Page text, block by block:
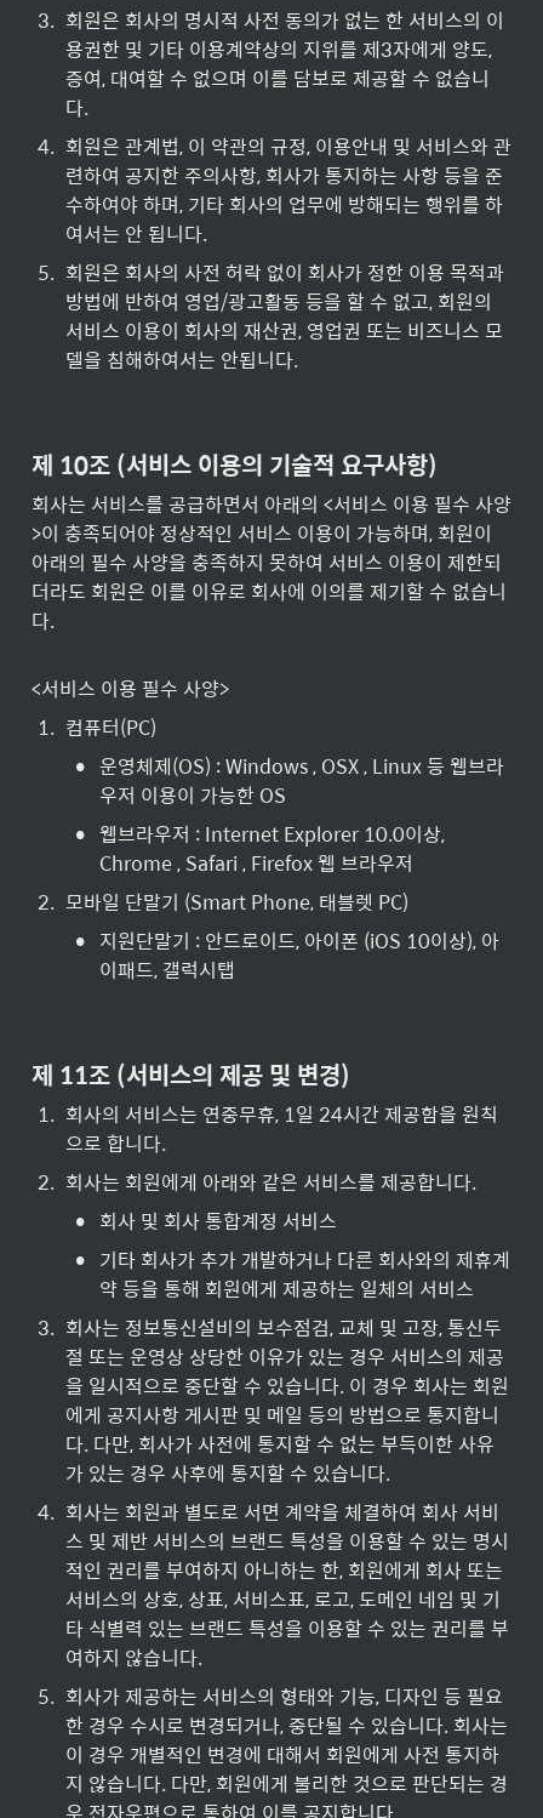
3. 회원은 회사의 명시적 사전 동의가 없는 한 서비스의 이
용권한 및 기타 이용계약상의 지위를 제3자에게 양도,
증여, 대여할 수 없으며 이를 담보로 제공할 수 없습니
다.
4. 회원은 관계법, 이 약관의 규정, 이용안내 및 서비스와 관
련하여 공지한 주의사항, 회사가 통지하는 사항 등을 준
수하여야 하며, 기타 회사의 업무에 방해되는 행위를 하
여서는 안 됩니다.
5. 회원은 회사의 사전 허락 없이 회사가 정한 이용 목적과
방법에 반하여 영업/광고활동 등을 할 수 없고, 회원의
서비스 이용이 회사의 재산권, 영업권 또는 비즈니스 모
델을 침해하여서는 안됩니다.
제 10조 (서비스 이용의 기술적 요구사항)
회사는 서비스를 공급하면서 아래의 <서비스 이용 필수 사양
>이 충족되어야 정상적인 서비스 이용이 가능하며, 회원이
아래의 필수 사양을 충족하지 못하여 서비스 이용이 제한되
더라도 회원은 이를 이유로 회사에 이의를 제기할 수 없습니
다.
<서비스 이용 필수 사양>
1. 컴퓨터(PC)
• 운영체제(OS) : Windows , OSX , Linux 등 웹브라
우저 이용이 가능한 OS
• 웹브라우저 : Internet Explorer 10.0이상,
Chrome , Safari , Firefox 웹 브라우저
2. 모바일 단말기 (Smart Phone, 태블렛 PC)
• 지원단말기 : 안드로이드, 아이폰 (iOS 10이상), 아
이패드, 갤럭시탭
제 11조 (서비스의 제공 및 변경)
1. 회사의 서비스는 연중무휴, 1일 24시간 제공함을 원칙
으로 합니다.
2. 회사는 회원에게 아래와 같은 서비스를 제공합니다.
• 회사 및 회사 통합계정 서비스
• 기타 회사가 추가 개발하거나 다른 회사와의 제휴계
약 등을 통해 회원에게 제공하는 일체의 서비스
3. 회사는 정보통신설비의 보수점검, 교체 및 고장, 통신두
절 또는 운영상 상당한 이유가 있는 경우 서비스의 제공
을 일시적으로 중단할 수 있습니다. 이 경우 회사는 회원
에게 공지사항 게시판 및 메일 등의 방법으로 통지합니
다. 다만, 회사가 사전에 통지할 수 없는 부득이한 사유
가 있는 경우 사후에 통지할 수 있습니다.
4. 회사는 회원과 별도로 서면 계약을 체결하여 회사 서비
스 및 제반 서비스의 브랜드 특성을 이용할 수 있는 명시
적인 권리를 부여하지 아니하는 한, 회원에게 회사 또는
서비스의 상호, 상표, 서비스표, 로고, 도메인 네임 및 기
타 식별력 있는 브랜드 특성을 이용할 수 있는 권리를 부
여하지 않습니다.
5. 회사가 제공하는 서비스의 형태와 기능, 디자인 등 필요
한 경우 수시로 변경되거나, 중단될 수 있습니다. 회사는
이 경우 개별적인 변경에 대해서 회원에게 사전 통지하
지 않습니다. 다만, 회원에게 불리한 것으로 판단되는 경